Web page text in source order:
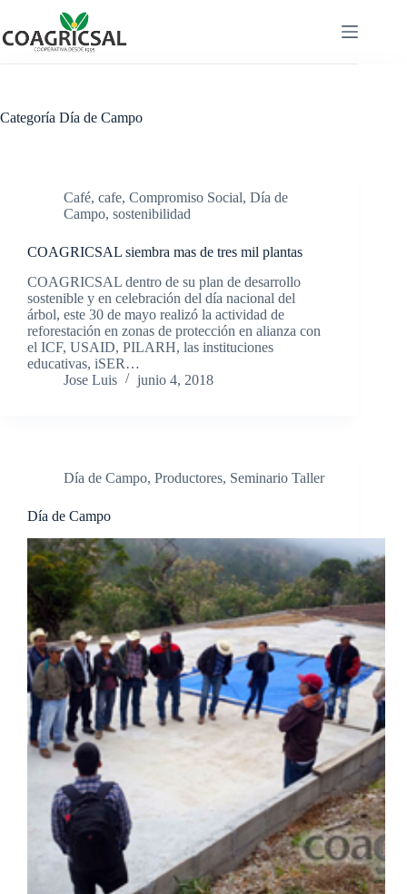
contenido
Categoría Día de Campo
Café, cafe, Compromiso Social, Día de
Campo, sostenibilidad
COAGRICSAL siembra mas de tres mil plantas
COAGRICSAL dentro de su plan de desarrollo
sostenible y en celebración del día nacional del
árbol, este 30 de mayo realizó la actividad de
reforestación en zonas de protección en alianza con
el ICF, USAID, PILARH, las instituciones
educativas, iSER…
Jose Luis
junio 4, 2018
Día de Campo, Productores, Seminario Taller
Día de Campo